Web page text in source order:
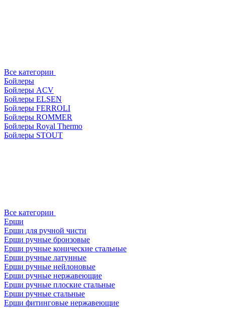
Все категории
Бойлеры
Бойлеры ACV
Бойлеры ELSEN
Бойлеры FERROLI
Бойлеры ROMMER
Бойлеры Royal Thermo
Бойлеры STOUT
Все категории
Ерши
Ерши для ручной чисти
Ерши ручные бронзовые
Ерши ручные конические стальные
Ерши ручные латунные
Ерши ручные нейлоновые
Ерши ручные нержавеющие
Ерши ручные плоские стальные
Ерши ручные стальные
Ерши фитинговые нержавеющие